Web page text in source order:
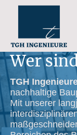
TGH
nachhaltige
Mit unserer
Wer